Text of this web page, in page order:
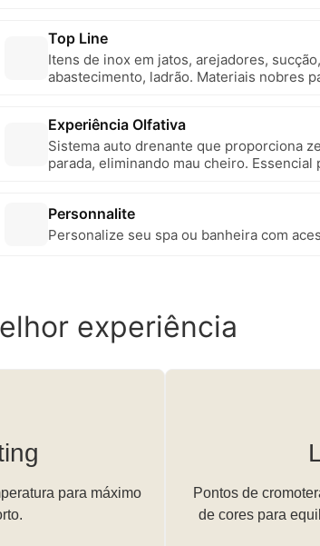
Top Line
Itens de inox em jatos, arejadores,
abastecimento, ladrão. Materiais nobres
Experiência Olfativa
Sistema auto drenante que proporciona
parada, eliminando mau cheiro.
Personnalite
Personalize seu spa ou banheira com
experiência
para máximo
Pontos de
de cores para